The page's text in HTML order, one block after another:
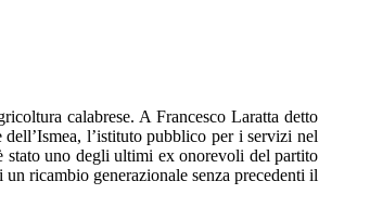
calabrese. A Francesco Laratta detto
l’istituto pubblico per i servizi nel
stato uno degli ultimi ex onorevoli del partito
ricambio generazionale senza precedenti il